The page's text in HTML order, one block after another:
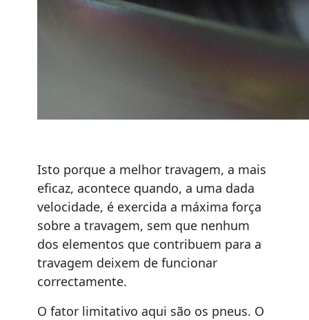
Isto porque a melhor travagem, a mais
eficaz, acontece quando, a uma dada
velocidade, é exercida a máxima força
sobre a travagem, sem que nenhum
dos elementos que contribuem para a
travagem deixem de funcionar
correctamente.
O fator limitativo aqui são os pneus. O